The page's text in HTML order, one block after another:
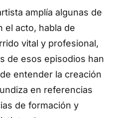
amplía algunas de
el acto, habla de
vital y profesional,
de esos episodios han
entender la creación
en referencias
de formación y